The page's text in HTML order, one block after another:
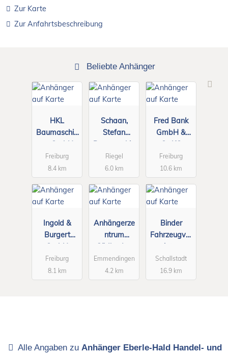
Zur Karte
Zur Anfahrtsbeschreibung
Beliebte Anhänger
HKL
Baumaschin
Center
Freiburg
Freiburg
8.4 km
Schaan,
Stefan
en
Riegel
6.0 km
Fred Bank
GmbH &
Freiburg
10.6 km
Ingold &
Burgert
GmbH
Freiburg
8.1 km
Anhängerze
ntrum
Südbaden
Emmendingen
4.2 km
Binder
Fahrzeugver
mietung
Schallstadt
16.9 km
Alle Angaben zu Anhänger Eberle-Hald Handel- und